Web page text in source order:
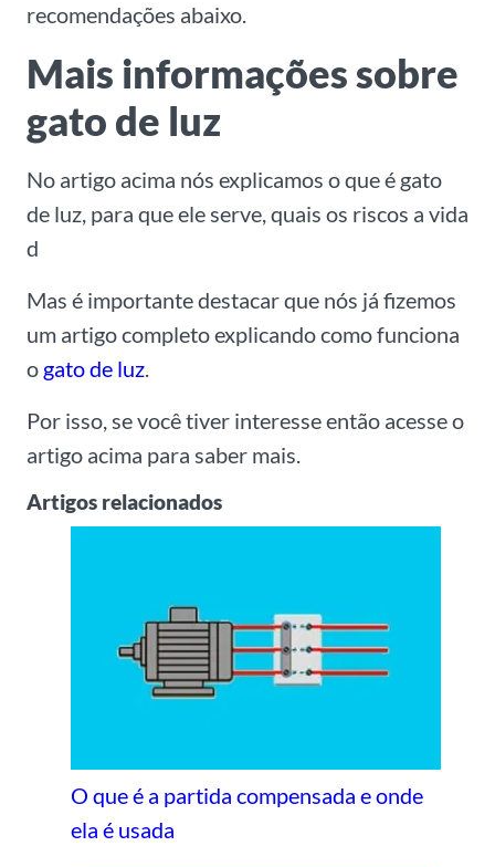
recomendações abaixo.
Mais informações sobre
gato de luz
No artigo acima nós explicamos o que é gato
de luz, para que ele serve, quais os riscos a vida
d
Mas é importante destacar que nós já fizemos
um artigo completo explicando como funciona
o gato de luz.
Por isso, se você tiver interesse então acesse o
artigo acima para saber mais.
Artigos relacionados
O que é a partida compensada e onde
ela é usada